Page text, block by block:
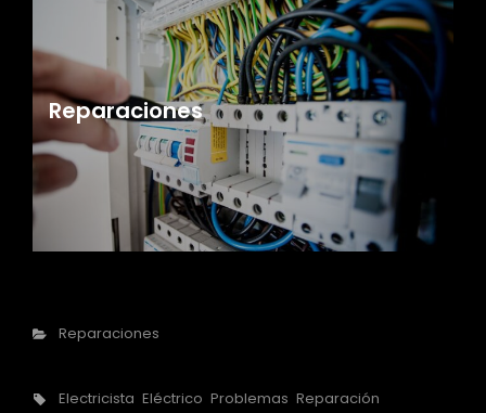
Reparaciones
Categorías
Reparaciones
Etiquetas,
Electricista Eléctrico Problemas Reparación